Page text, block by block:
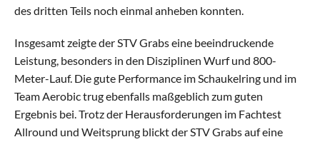
Jugi Mixed Gross
Geräteturnen
des dritten Teils noch einmal anheben konnten.
Insgesamt zeigte der STV Grabs eine beeindruckende
Leistung, besonders in den Disziplinen Wurf und 800-
Meter-Lauf. Die gute Performance im Schaukelring und im
Team Aerobic trug ebenfalls maßgeblich zum guten
Ergebnis bei. Trotz der Herausforderungen im Fachtest
Allround und Weitsprung blickt der STV Grabs auf eine